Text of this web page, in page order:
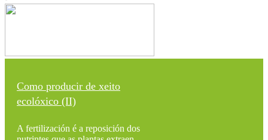
Como producir de xeito
ecolóxico (II)
A fertilización é a reposición dos